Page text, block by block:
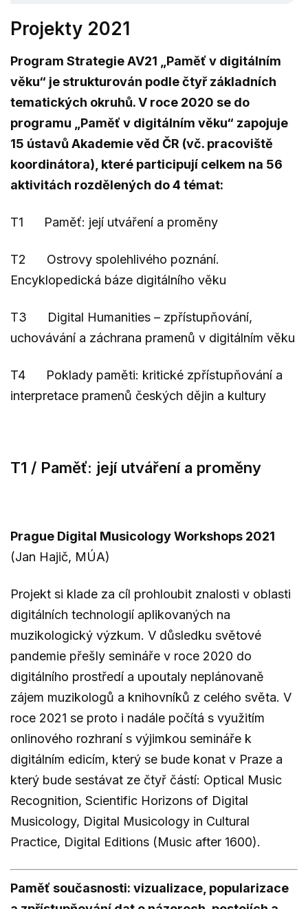
Projekty 2021
Program Strategie AV21 „Paměť v digitálním
věku“ je strukturován podle čtyř základních
tematických okruhů. V roce 2020 se do
programu „Paměť v digitálním věku“ zapojuje
15 ústavů Akademie věd ČR (vč. pracoviště
koordinátora), které participují celkem na 56
aktivitách rozdělených do 4 témat:
T1 Paměť: její utváření a proměny
T2 Ostrovy spolehlivého poznání.
Encyklopedická báze digitálního věku
T3 Digital Humanities – zpřístupňování,
uchovávání a záchrana pramenů v digitálním věku
T4 Poklady paměti: kritické zpřístupňování a
interpretace pramenů českých dějin a kultury
T1 / Paměť: její utváření a proměny
Prague Digital Musicology Workshops 2021
(Jan Hajič, MÚA)
Projekt si klade za cíl prohloubit znalosti v oblasti
digitálních technologií aplikovaných na
muzikologický výzkum. V důsledku světové
pandemie přešly semináře v roce 2020 do
digitálního prostředí a upoutaly neplánovaně
zájem muzikologů a knihovníků z celého světa. V
roce 2021 se proto i nadále počítá s využitím
onlinového rozhraní s výjimkou semináře k
digitálním edicím, který se bude konat v Praze a
který bude sestávat ze čtyř částí: Optical Music
Recognition, Scientific Horizons of Digital
Musicology, Digital Musicology in Cultural
Practice, Digital Editions (Music after 1600).
Paměť současnosti: vizualizace, popularizace